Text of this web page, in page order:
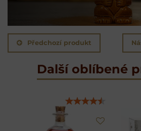
Předchozí produkt
Další oblíbené